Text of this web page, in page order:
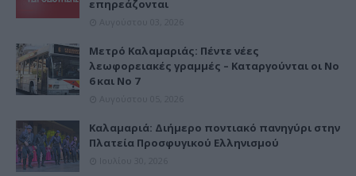
επηρεάζονται
Μετρό Καλαμαριάς: Πέντε νέες
λεωφορειακές γραμμές – Καταργούνται οι Νο
6 και Νο 7
Καλαμαριά: Διήμερο ποντιακό πανηγύρι στην
Πλατεία Προσφυγικού Ελληνισμού